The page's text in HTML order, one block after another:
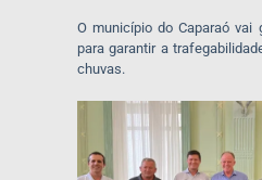
O município do Caparaó vai
para garantir a
chuvas.